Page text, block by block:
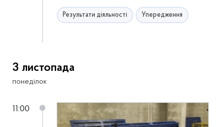
Результати діяльності Упередження
3 листопада
понеділок
11:00